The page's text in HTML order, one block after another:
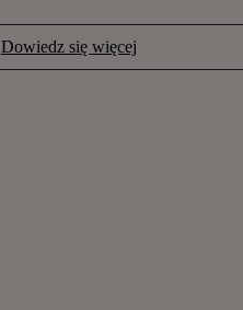
Dowiedz się więcej